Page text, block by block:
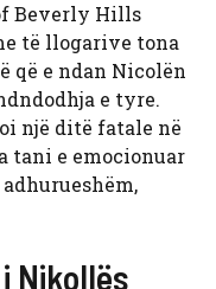
Beverly Hills
të llogarive tona
që e ndan Nicolën
e tyre.
një ditë fatale në
tani e emocionuar
Nikollës